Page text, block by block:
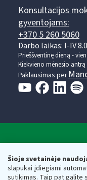
Šioje svetainėje
slapukai įdiegiami
sutikimas. Taip pat galite
Konsultacijos
gyventojams:
+370 5 260 5060
Darbo laikas: I-IV
Prieššventinę dieną -
Kiekvieno mėnesio antrą
Paklausimas per
Respublikos
Biudžetinė įstaiga.